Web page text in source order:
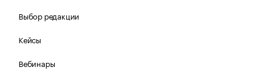
Выбор редакции
Кейсы
Вебинары